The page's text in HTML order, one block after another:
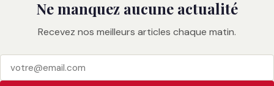
Ne manquez aucune actualité
Recevez nos meilleurs articles chaque matin.